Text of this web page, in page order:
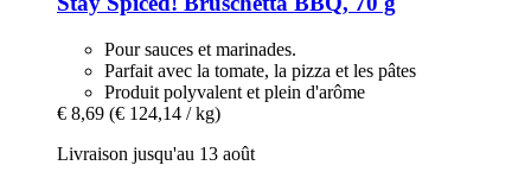
Pour sauces et marinades.
Parfait avec la tomate, la pizza et les pâtes
Produit polyvalent et plein d'arôme
€ 8,69 (€ 124,14 / kg)
Livraison jusqu'au 13 août